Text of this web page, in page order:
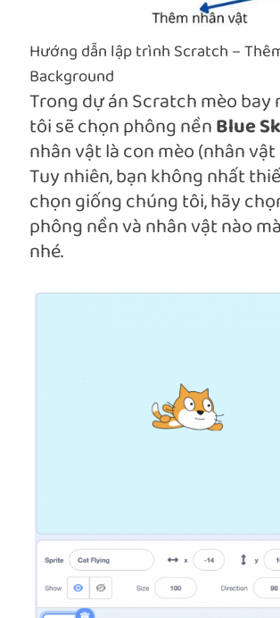
Hướng dẫn lập trình Scratch –
Background
Trong dự án Scratch mèo bay
tôi sẽ chọn phông nềnBlue
nhân vật là con mèo (nhân
Tuy nhiên, bạn không nhất
chọn giống chúng tôi, hãy
phông nền và nhân vật nào
nhé.